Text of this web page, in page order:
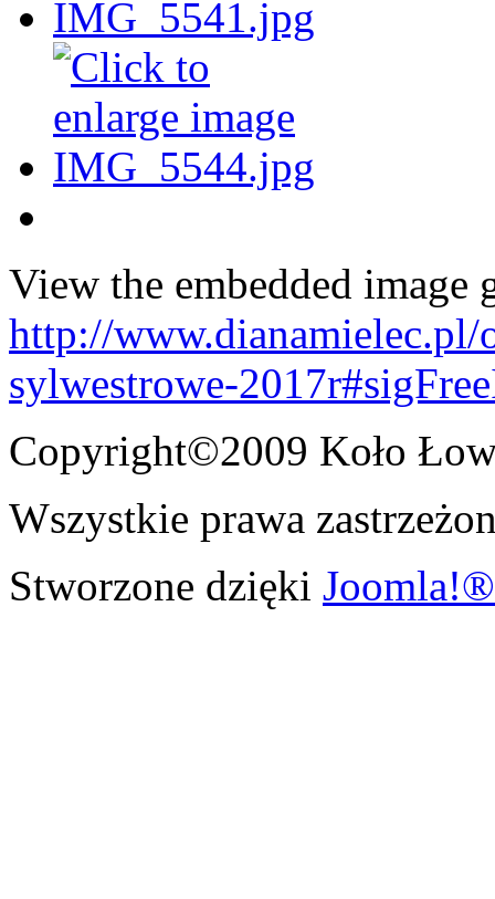
View the embedded image
http://
sylwestrowe-
Copyright©2009 Koło
Wszystkie prawa
Stworzone dzięki Joomla!®